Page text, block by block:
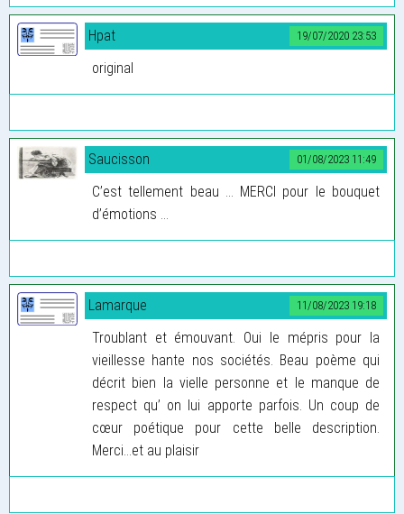
19/07/2020 23:53
Hpat
original
01/08/2023 11:49
Saucisson
C’est tellement beau … MERCI pour le bouquet
d’émotions …
11/08/2023 19:18
Lamarque
Troublant et émouvant. Oui le mépris pour la
vieillesse hante nos sociétés. Beau poème qui
décrit bien la vielle personne et le manque de
respect qu’ on lui apporte parfois. Un coup de
cœur poétique pour cette belle description.
Merci…et au plaisir